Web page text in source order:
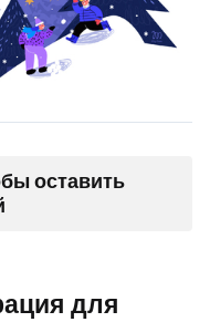
оставить
для